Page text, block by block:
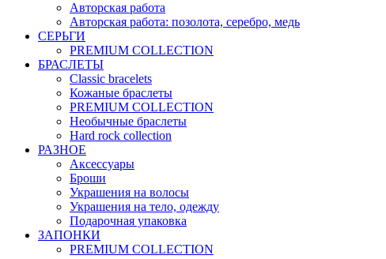
Авторская работа
Авторская работа: позолота, серебро, медь
СЕРЬГИ
PREMIUM COLLECTION
БРАСЛЕТЫ
Classic bracelets
Кожаные браслеты
PREMIUM COLLECTION
Необычные браслеты
Hard rock collection
РАЗНОЕ
Аксессуары
Броши
Украшения на волосы
Украшения на тело, одежду
Подарочная упаковка
ЗАПОНКИ
PREMIUM COLLECTION